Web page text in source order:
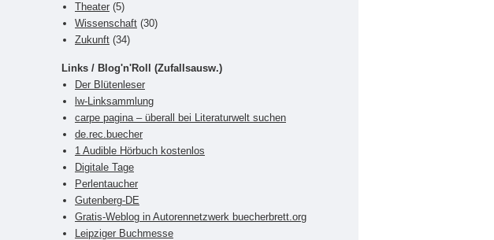
Theater (5)
Wissenschaft (30)
Zukunft (34)
Links / Blog'n'Roll (Zufallsausw.)
Der Blütenleser
lw-Linksammlung
carpe pagina – überall bei Literaturwelt suchen
de.rec.buecher
1 Audible Hörbuch kostenlos
Digitale Tage
Perlentaucher
Gutenberg-DE
Gratis-Weblog in Autorennetzwerk buecherbrett.org
Leipziger Buchmesse